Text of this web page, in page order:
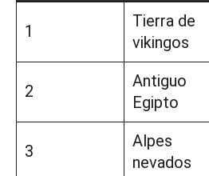
1
Tierra de
vikingos
2
Antiguo
Egipto
3
Alpes
nevados